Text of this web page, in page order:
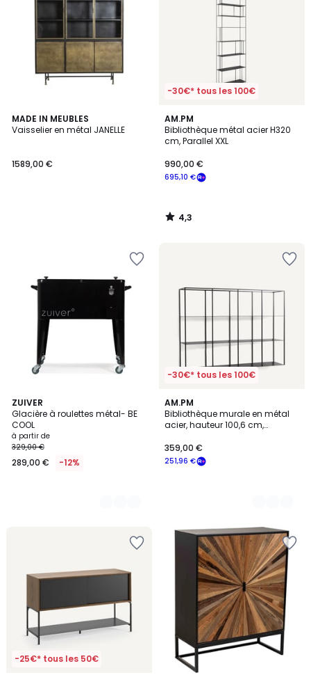
MADE IN MEUBLES
Vaisselier en métal JANELLE
1589,00 €
-30€* tous les 100€
AM.PM
Bibliothèque métal acier H320
cm, Parallel XXL
695,10 €
990,00 €
4,3
/ 5
4,3
/
ZUIVER
Glacière à roulettes métal- BE
COOL
à partir de
329,00 €
289,00 € -12%
3
Couleurs
-30€* tous les 100€
AM.PM
Bibliothèque murale en métal
acier, hauteur 100,6 cm,
251,96 €
359,00 €
2
Couleurs
-25€* tous les 50€